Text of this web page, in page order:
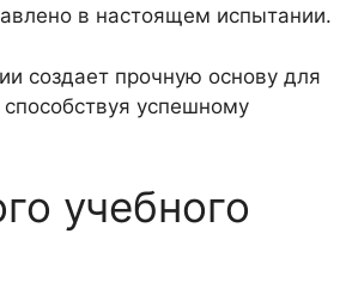
в настоящем испытании.
создает прочную основу для
успешному
учебного